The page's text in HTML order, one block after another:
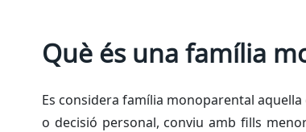
Què és una família
Es considera família monoparental
o decisió personal, conviu amb fills